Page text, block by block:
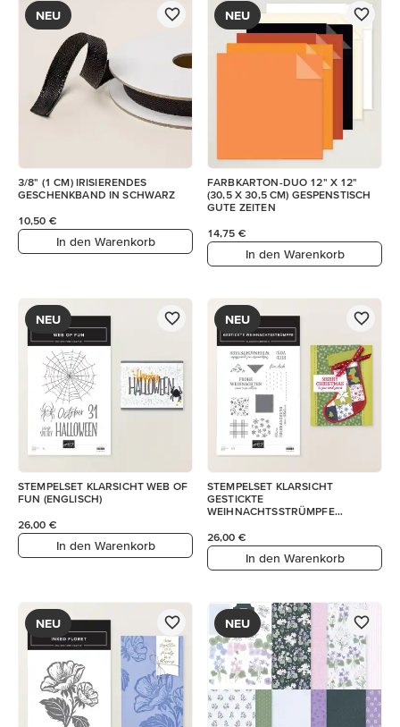
NEU
3/8" (1 CM) IRISIERENDES
GESCHENKBAND IN SCHWARZ
10,50 €
In den Warenkorb
NEU
FARBKARTON-DUO 12" X 12"
(30,5 X 30,5 CM) GESPENSTISCH
GUTE ZEITEN
14,75 €
In den Warenkorb
NEU
STEMPELSET KLARSICHT WEB OF
FUN (ENGLISCH)
26,00 €
In den Warenkorb
NEU
STEMPELSET KLARSICHT
GESTICKTE
WEIHNACHTSSTRÜMPFE
26,00 €
In den Warenkorb
NEU NEU